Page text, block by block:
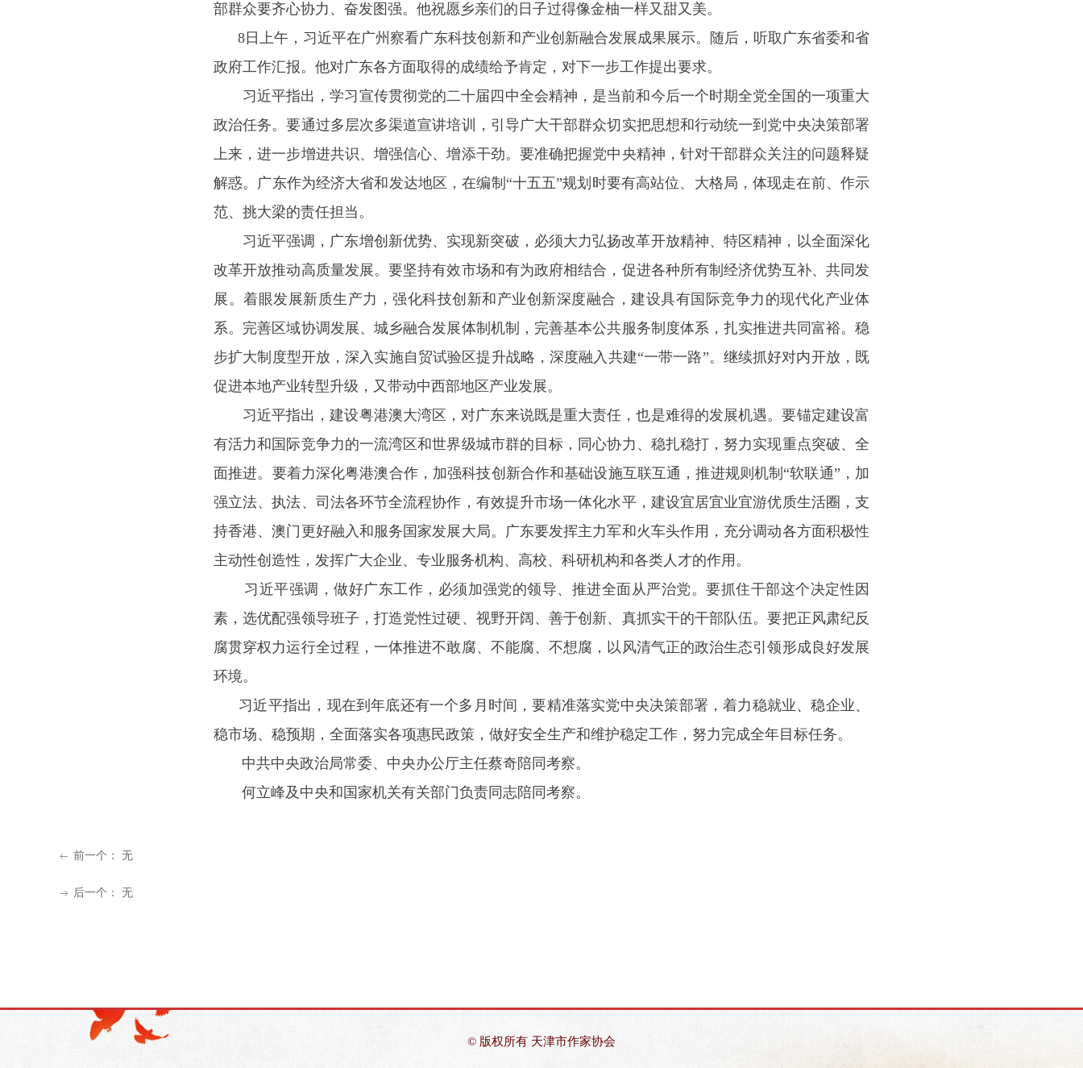
部群众要齐心协力、奋发图强。他祝愿乡亲们的日子过得像金柚一样又甜又美。
8日上午，习近平在广州察看广东科技创新和产业创新融合发展成果展示。随后，听取广东省委和省
政府工作汇报。他对广东各方面取得的成绩给予肯定，对下一步工作提出要求。
习近平指出，学习宣传贯彻党的二十届四中全会精神，是当前和今后一个时期全党全国的一项重大
政治任务。要通过多层次多渠道宣讲培训，引导广大干部群众切实把思想和行动统一到党中央决策部署
上来，进一步增进共识、增强信心、增添干劲。要准确把握党中央精神，针对干部群众关注的问题释疑
解惑。广东作为经济大省和发达地区，在编制“十五五”规划时要有高站位、大格局，体现走在前、作示
范、挑大梁的责任担当。
习近平强调，广东增创新优势、实现新突破，必须大力弘扬改革开放精神、特区精神，以全面深化
改革开放推动高质量发展。要坚持有效市场和有为政府相结合，促进各种所有制经济优势互补、共同发
展。着眼发展新质生产力，强化科技创新和产业创新深度融合，建设具有国际竞争力的现代化产业体
系。完善区域协调发展、城乡融合发展体制机制，完善基本公共服务制度体系，扎实推进共同富裕。稳
步扩大制度型开放，深入实施自贸试验区提升战略，深度融入共建“一带一路”。继续抓好对内开放，既
促进本地产业转型升级，又带动中西部地区产业发展。
习近平指出，建设粤港澳大湾区，对广东来说既是重大责任，也是难得的发展机遇。要锚定建设富
有活力和国际竞争力的一流湾区和世界级城市群的目标，同心协力、稳扎稳打，努力实现重点突破、全
面推进。要着力深化粤港澳合作，加强科技创新合作和基础设施互联互通，推进规则机制“软联通”，加
强立法、执法、司法各环节全流程协作，有效提升市场一体化水平，建设宜居宜业宜游优质生活圈，支
持香港、澳门更好融入和服务国家发展大局。广东要发挥主力军和火车头作用，充分调动各方面积极性
主动性创造性，发挥广大企业、专业服务机构、高校、科研机构和各类人才的作用。
习近平强调，做好广东工作，必须加强党的领导、推进全面从严治党。要抓住干部这个决定性因
素，选优配强领导班子，打造党性过硬、视野开阔、善于创新、真抓实干的干部队伍。要把正风肃纪反
腐贯穿权力运行全过程，一体推进不敢腐、不能腐、不想腐，以风清气正的政治生态引领形成良好发展
环境。
习近平指出，现在到年底还有一个多月时间，要精准落实党中央决策部署，着力稳就业、稳企业、
稳市场、稳预期，全面落实各项惠民政策，做好安全生产和维护稳定工作，努力完成全年目标任务。
中共中央政治局常委、中央办公厅主任蔡奇陪同考察。
何立峰及中央和国家机关有关部门负责同志陪同考察。
ꂃ 前一个： 无
ꁹ 后一个： 无
© 版权所有 天津市作家协会